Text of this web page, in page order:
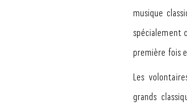
musique
spécialement
première fois
Les
grands